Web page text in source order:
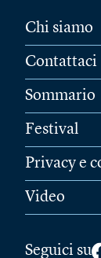
Chi siamo
Contattaci
Sommario
Festival
Privacy e
Video
Seguici su